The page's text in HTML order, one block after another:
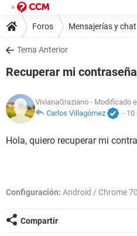
Foros Mensajerías y chat
Tema Anterior
Recuperar mi
VivianaGraziano - Modificado
Carlos Villagómez
- 10
Hola, quiero recuperar mi
Configuración: Android / Chrome
Compartir